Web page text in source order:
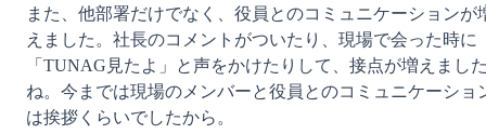
また、他部署だけでなく、役員とのコミュニケーションが
えました。社長のコメントがついたり、現場で会った時に
「TUNAG見たよ」と声をかけたりして、接点が増えまし
ね。今までは現場のメンバーと役員とのコミュニケーショ
は挨拶くらいでしたから。